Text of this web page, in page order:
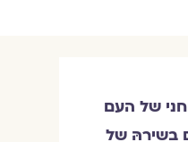
של העם
בשירהּ של